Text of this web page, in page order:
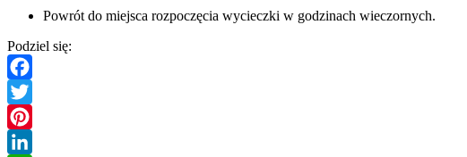
Powrót do miejsca rozpoczęcia wycieczki w godzinach wieczornych.
Podziel się:
Facebook
Twitter
Pinterest